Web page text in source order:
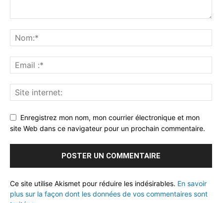
Enregistrez mon nom, mon courrier électronique et mon
site Web dans ce navigateur pour un prochain commentaire.
Ce site utilise Akismet pour réduire les indésirables. En savoir
plus sur la façon dont les données de vos commentaires sont